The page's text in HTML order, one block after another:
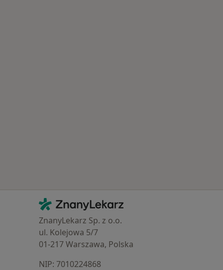
Kontakt
ZnanyLekarz - Strona główna
ZnanyLekarz Sp. z o.o.
ul. Kolejowa 5/7
01-217 Warszawa, Polska
NIP: ⁠7010224868